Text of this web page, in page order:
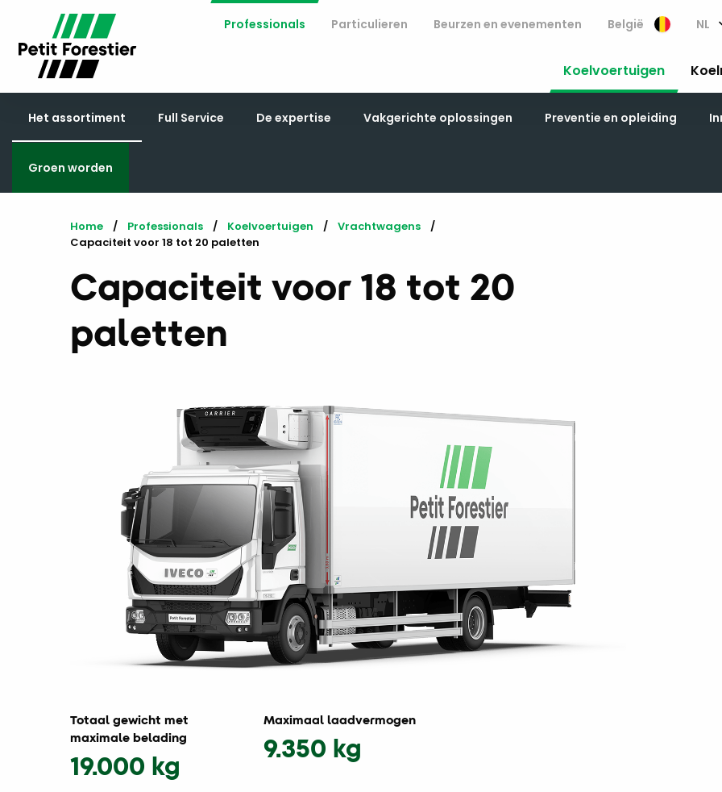
Professionals Particulieren Beurzen en evenementen België NL
Koelvoertuigen
Het assortiment Full Service De expertise Vakgerichte oplossingen Preventie en opleiding
Groen worden
Home Professionals Koelvoertuigen
Vrachtwagens
Current:
Capaciteit voor 18 tot 20 paletten
Capaciteit voor 18 tot 20
paletten
Totaal gewicht met
maximale belading
19.000 kg
Maximaal laadvermogen
9.350 kg